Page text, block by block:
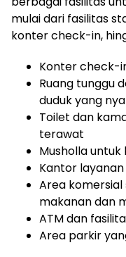
mulai dari fasilitas
konter check-in,
Konter check-
Ruang tunggu
duduk yang
Toilet dan
terawat
Musholla
Kantor
Area
makanan dan
ATM dan
Area parkir